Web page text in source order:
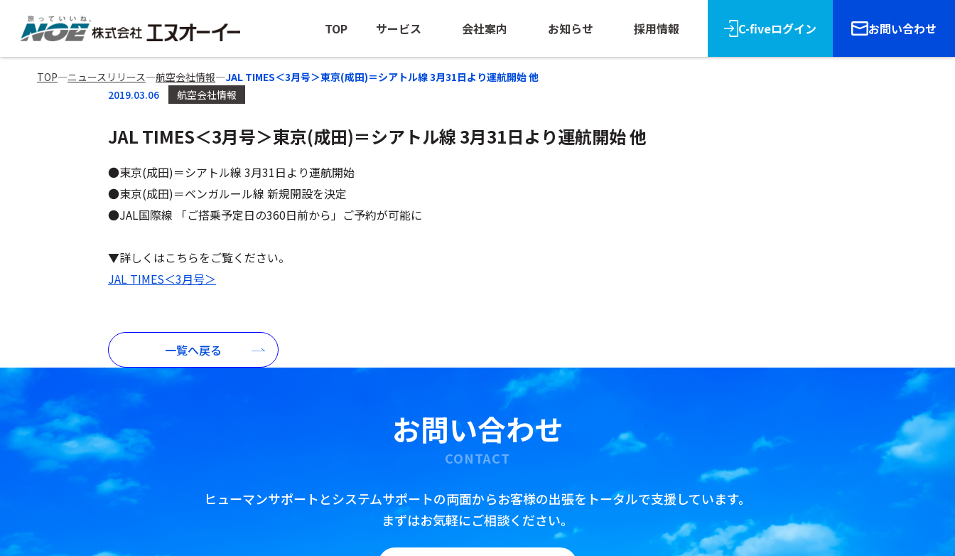
TOP サービス
海外出張手配
訪日旅行手配
翻訳・通訳・アポイント取得代行
海外赴任前・出張前 語学研修プラン
会社案内
ごあいさつ
お知らせ
ニュースリリース
採用情報 C-fiveログイン お問い合わせ
TOP―ニュースリリース―航空会社情報―JAL TIMES＜3月号＞東京(成田)＝シアトル線 3月31日より運航開始 他
2019.03.06
航空会社情報
JAL TIMES＜3月号＞東京(成田)＝シアトル線 3月31日より運航開始 他
●東京(成田)＝シアトル線 3月31日より運航開始
●東京(成田)＝ベンガルール線 新規開設を決定
●JAL国際線 「ご搭乗予定日の360日前から」ご予約が可能に
▼詳しくはこちらをご覧ください。
JAL TIMES＜3月号＞
一覧へ戻る
お問い合わせ
CONTACT
ヒューマンサポートとシステムサポートの両面からお客様の出張をトータルで支援しています。
まずはお気軽にご相談ください。